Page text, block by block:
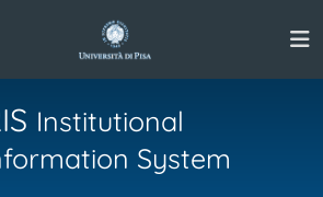
Institutional
System